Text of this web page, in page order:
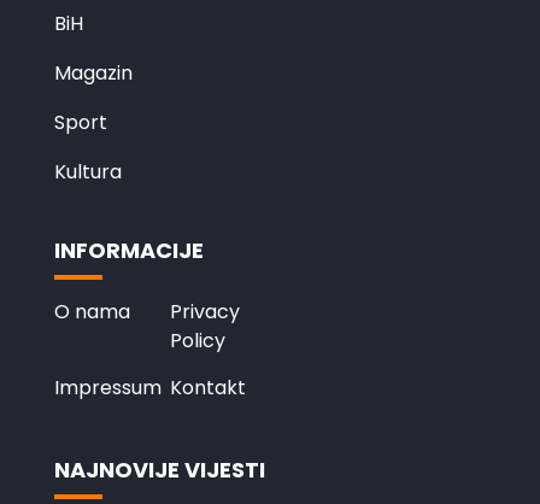
BiH
Magazin
Sport
Kultura
INFORMACIJE
O nama
Privacy
Policy
Impressum Kontakt
NAJNOVIJE VIJESTI